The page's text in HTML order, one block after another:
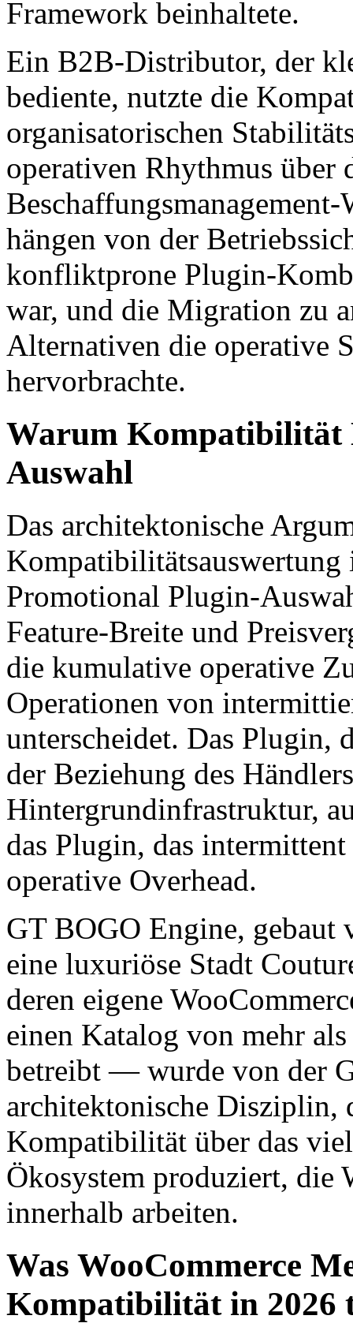
Framework beinhaltete.
Ein B2B-Distributor, der
bediente, nutzte die
organisatorischen
operativen Rhythmus über
hängen von der
konfliktprone Plugin-
war, und die Migration zu
Alternativen die operative
hervorbrachte.
Warum Kompatibilität
Auswahl
Das architektonische
Kompatibilitätsauswertung
Promotional Plugin-
Feature-Breite und
die kumulative operative
Operationen von
unterscheidet. Das Plugin,
der Beziehung des
Hintergrundinfrastruktur,
das Plugin, das
operative Overhead.
GT BOGO Engine,
eine luxuriöse Stadt
deren eigene
einen Katalog von mehr
betreibt — wurde von der
architektonische Disziplin,
Kompatibilität über das
Ökosystem produziert, die
innerhalb arbeiten.
Was WooCommerce
Kompatibilität in 2026